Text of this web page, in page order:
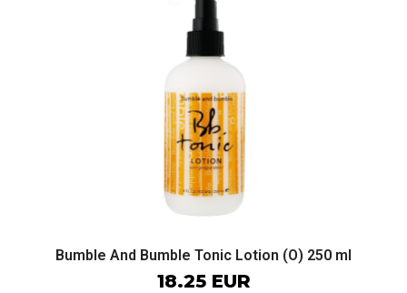
Bumble And Bumble Tonic Lotion (O) 250 ml
18.25 EUR